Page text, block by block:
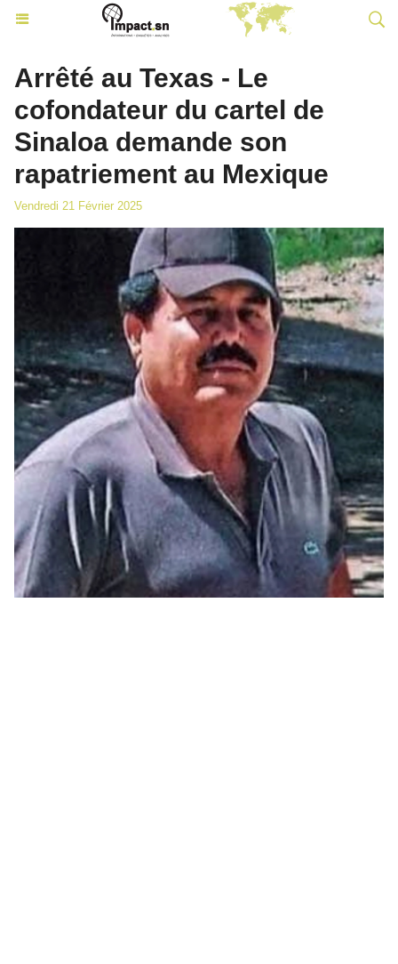
Arrêté au Texas - Le
cofondateur du cartel de
Sinaloa demande son
rapatriement au Mexique
Vendredi 21 Février 2025